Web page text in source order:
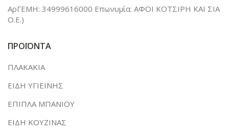
ΑρΓΕΜΗ: 34999616000 Επωνυμία: ΑΦΟΙ ΚΟΤΣΙΡΗ ΚΑΙ ΣΙΑ
Ο.Ε.)
ΠΡΟΪΟΝΤΑ
ΠΛΑΚΑΚΙΑ
ΕΙΔΗ ΥΓΙΕΙΝΗΣ
ΕΠΙΠΛΑ ΜΠΑΝΙΟΥ
ΕΙΔΗ ΚΟΥΖΙΝΑΣ